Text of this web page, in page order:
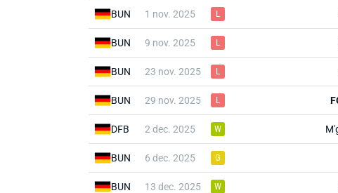
BUN 1 nov. 2025 L
BUN 9 nov. 2025 L
BUN 23 nov. 2025 L
BUN 29 nov. 2025 L
DFB 2 dec. 2025 W
BUN 6 dec. 2025 G
BUN 13 dec. 2025 W